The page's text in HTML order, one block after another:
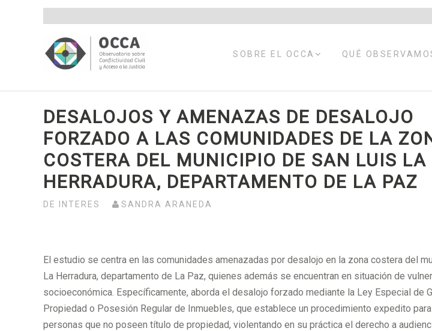
SOBRE EL OCCA EXPANDIR
QUÉ
DESALOJOS Y AMENAZAS DE DESALOJO
FORZADO A LAS COMUNIDADES DE LA
COSTERA DEL MUNICIPIO DE SAN LUIS LA
HERRADURA, DEPARTAMENTO DE LA PAZ
DE INTERES SANDRA ARANEDA
El estudio se centra en las comunidades amenazadas por desalojo en la zona costera del
La Herradura, departamento de La Paz, quienes además se encuentran en situación de
socioeconómica. Específicamente, aborda el desalojo forzado mediante la Ley Especial de
Propiedad o Posesión Regular de Inmuebles, que establece un procedimiento expedito
personas que no poseen título de propiedad, violentando en su práctica el derecho a